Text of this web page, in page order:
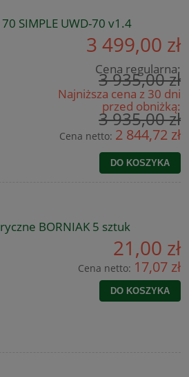
SIMPLE UWD-70 v1.4
3 499,00 zł
Cena regularna:
3 935,00 zł
Najniższa cena z 30 dni
przed obniżką:
3 935,00 zł
Cena netto: 2 844,72 zł
DO KOSZYKA
BORNIAK 5 sztuk
21,00 zł
Cena netto: 17,07 zł
DO KOSZYKA